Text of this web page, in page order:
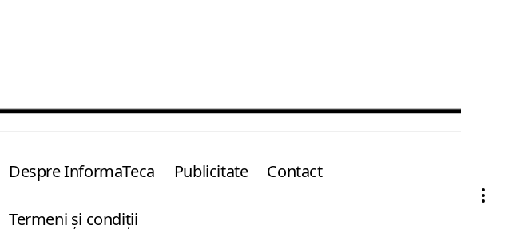
Despre InformaTeca Publicitate Contact
Termeni şi condiţii